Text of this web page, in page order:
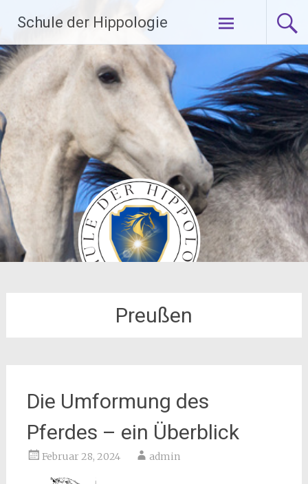
Inhalt
springen
Schule der Hippologie
Preußen
Die Umformung des
Pferdes – ein Überblick
Februar 28, 2024 admin